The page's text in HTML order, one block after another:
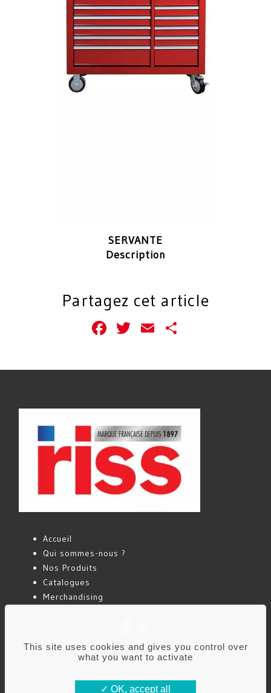
SERVANTE
Description
Partagez cet article
Facebook
Twitter
Email
Accueil
Qui sommes-nous ?
Nos Produits
Catalogues
Merchandising
Politique de confidentialité
This site uses cookies and gives you control over
what you want to activate
OK, accept all